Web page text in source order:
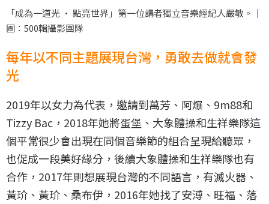
「成為一道光 · 點亮世界」第一位講者獨立音樂經紀人嚴敏。｜
圖：500輯攝影團隊
每年以不同主題展現台灣，勇敢去做就會發
光
2019年以女力為代表，邀請到萬芳、阿爆、9m88和
Tizzy Bac，2018年她將蛋堡、大象體操和生祥樂隊這
個平常很少會出現在同個音樂節的組合呈現給聽眾，
也促成一段美好緣分，後續大象體操和生祥樂隊也有
合作，2017年則想展現台灣的不同語言，有滅火器、
黃玠、黃玠、桑布伊，2016年她找了安溥、旺福、落